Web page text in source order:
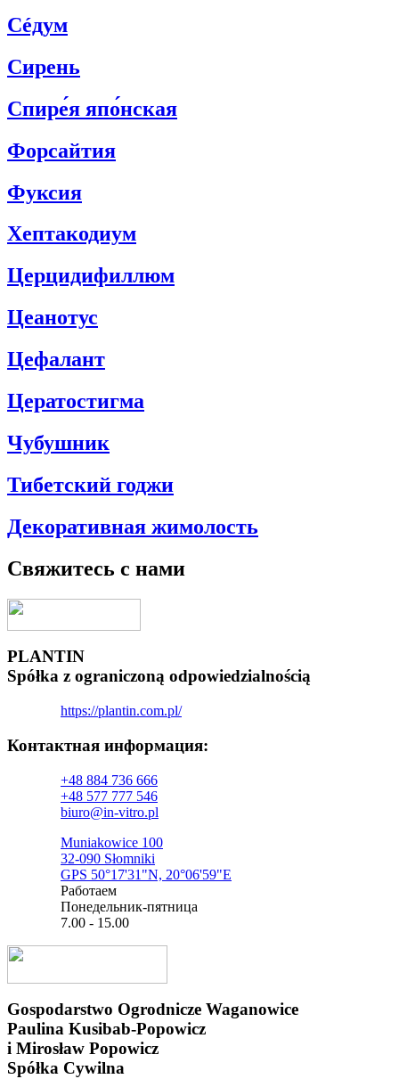
Сéдум
Сирень
Спире́я япо́нская
Форсайтия
Фуксия
Хептакодиум
Церцидифиллюм
Цеанотус
Цефалант
Цератостигма
Чубушник
Тибетский годжи
Декоративная жимолость
Свяжитесь с нами
PLANTIN
Spółka z ograniczoną odpowiedzialnością
https://plantin.com.pl/
Контактная информация:​
+48 884 736 666
+48 577 777 546
biuro@in-vitro.pl
Muniakowice 100
32-090 Słomniki
GPS 50°17'31"N, 20°06'59"E
Pаботаем
Понедельник-пятница
7.00 - 15.00
Gospodarstwo Ogrodnicze Waganowice
Paulina Kusibab-Popowicz
i Mirosław Popowicz
Spółka Cywilna